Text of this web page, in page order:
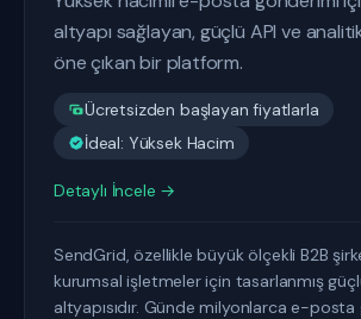
altyapı sağlayan, güçlü API ve
öne çıkan bir platform.
Ücretsizden başlayan fiyatlarla
İdeal: Yüksek Hacim
Detaylı İncele →
SendGrid, özellikle büyük ölçekli B2B
kurumsal işletmeler için tasarlanmış
altyapısıdır. Günde milyonlarca e-